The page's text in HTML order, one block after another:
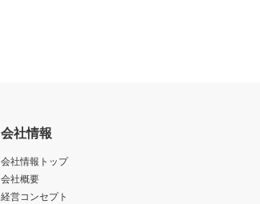
会社情報
会社情報トップ
会社概要
経営コンセプト